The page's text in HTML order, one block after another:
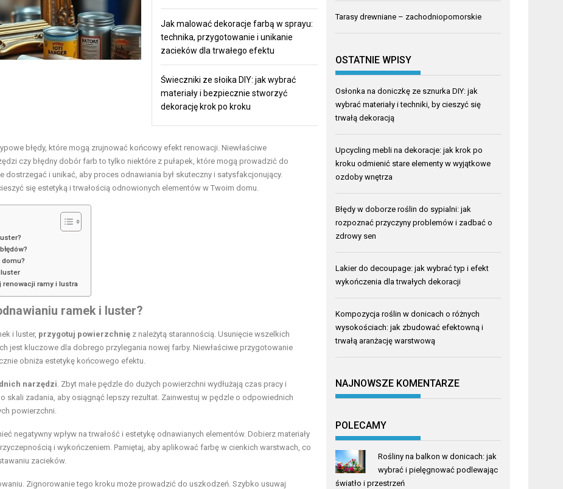
Jak malować dekoracje farbą w sprayu:
technika, przygotowanie i unikanie
zacieków dla trwałego efektu
Świeczniki ze słoika DIY: jak wybrać
materiały i bezpiecznie stworzyć
dekorację krok po kroku
błędy, które mogą zrujnować końcowy efekt renowacji. Niewłaściwe
czy błędny dobór farb to tylko niektóre z pułapek, które mogą prowadzić do
i unikać, aby proces odnawiania był skuteczny i satysfakcjonujący.
się estetyką i trwałością odnowionych elementów w Twoim domu.
domu?
luster
renowacji ramy i lustra
ramek i luster?
i luster, przygotuj powierzchnię z należytą starannością. Usunięcie wszelkich
jest kluczowe dla dobrego przylegania nowej farby. Niewłaściwe przygotowanie
obniża estetykę końcowego efektu.
narzędzi . Zbyt małe pędzle do dużych powierzchni wydłużają czas pracy i
skali zadania, aby osiągnąć lepszy rezultat. Zainwestuj w pędzle o odpowiednich
powierzchni.
negatywny wpływ na trwałość i estetykę odnawianych elementów. Dobierz materiały
i wykończeniem. Pamiętaj, aby aplikować farbę w cienkich warstwach, co
zacieków.
Zignorowanie tego kroku może prowadzić do uszkodzeń. Szybko usuwaj
Tarasy drewniane – zachodniopomorskie
OSTATNIE WPISY
Osłonka na doniczkę ze sznurka DIY: jak
wybrać materiały i techniki, by cieszyć się
trwałą dekoracją
Upcycling mebli na dekoracje: jak krok po
kroku odmienić stare elementy w wyjątkowe
ozdoby wnętrza
Błędy w doborze roślin do sypialni: jak
rozpoznać przyczyny problemów i zadbać o
zdrowy sen
Lakier do decoupage: jak wybrać typ i efekt
wykończenia dla trwałych dekoracji
Kompozycja roślin w donicach o różnych
wysokościach: jak zbudować efektowną i
trwałą aranżację warstwową
NAJNOWSZE KOMENTARZE
POLECAMY
Rośliny na balkon w donicach: jak
wybrać i pielęgnować podlewając
światło i przestrzeń